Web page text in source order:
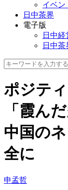
イベン
日中茶界
電子版
日中経
日中茶
ポジテ
「霞ん
中国の
全に
申孟哲